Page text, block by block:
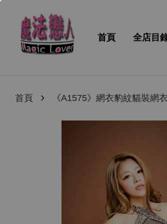
首頁 全店目
首頁 › 《A1575》網衣豹紋貓裝網